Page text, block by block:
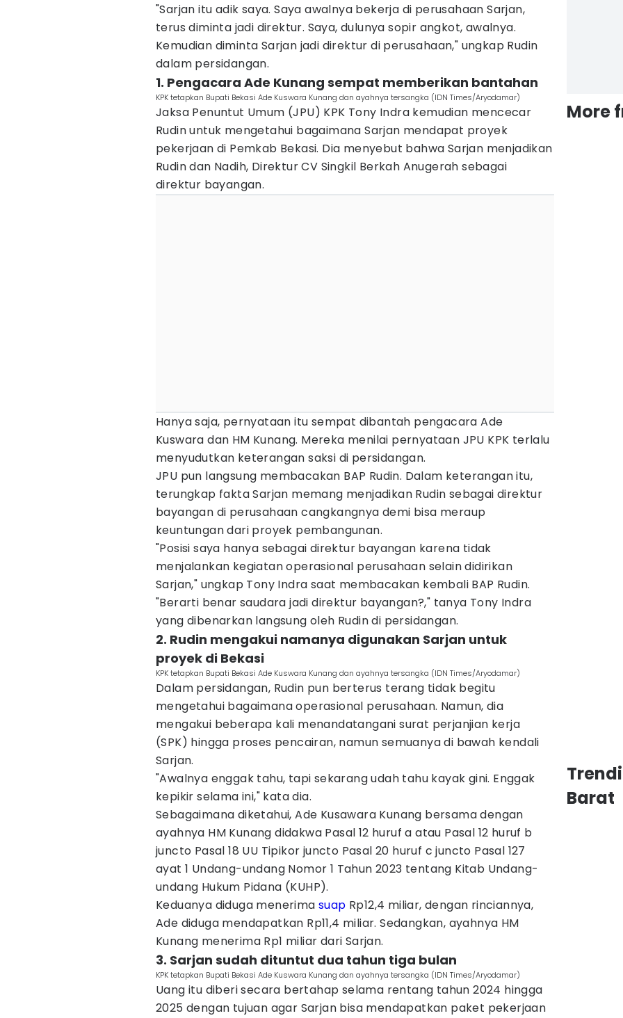
"Sarjan itu adik saya. Saya awalnya bekerja di perusahaan Sarjan,
terus diminta jadi direktur. Saya, dulunya sopir angkot, awalnya.
Kemudian diminta Sarjan jadi direktur di perusahaan," ungkap Rudin
dalam persidangan.
1. Pengacara Ade Kunang sempat memberikan bantahan
KPK tetapkan Bupati Bekasi Ade Kuswara Kunang dan ayahnya tersangka (IDN Times/Aryodamar)
Jaksa Penuntut Umum (JPU) KPK Tony Indra kemudian mencecar
Rudin untuk mengetahui bagaimana Sarjan mendapat proyek
pekerjaan di Pemkab Bekasi. Dia menyebut bahwa Sarjan menjadikan
Rudin dan Nadih, Direktur CV Singkil Berkah Anugerah sebagai
direktur bayangan.
Hanya saja, pernyataan itu sempat dibantah pengacara Ade
Kuswara dan HM Kunang. Mereka menilai pernyataan JPU KPK terlalu
menyudutkan keterangan saksi di persidangan.
JPU pun langsung membacakan BAP Rudin. Dalam keterangan itu,
terungkap fakta Sarjan memang menjadikan Rudin sebagai direktur
bayangan di perusahaan cangkangnya demi bisa meraup
keuntungan dari proyek pembangunan.
"Posisi saya hanya sebagai direktur bayangan karena tidak
menjalankan kegiatan operasional perusahaan selain didirikan
Sarjan," ungkap Tony Indra saat membacakan kembali BAP Rudin.
"Berarti benar saudara jadi direktur bayangan?," tanya Tony Indra
yang dibenarkan langsung oleh Rudin di persidangan.
2. Rudin mengakui namanya digunakan Sarjan untuk
proyek di Bekasi
KPK tetapkan Bupati Bekasi Ade Kuswara Kunang dan ayahnya tersangka (IDN Times/Aryodamar)
Dalam persidangan, Rudin pun berterus terang tidak begitu
mengetahui bagaimana operasional perusahaan. Namun, dia
mengakui beberapa kali menandatangani surat perjanjian kerja
(SPK) hingga proses pencairan, namun semuanya di bawah kendali
Sarjan.
"Awalnya enggak tahu, tapi sekarang udah tahu kayak gini. Enggak
kepikir selama ini," kata dia.
Sebagaimana diketahui, Ade Kusawara Kunang bersama dengan
ayahnya HM Kunang didakwa Pasal 12 huruf a atau Pasal 12 huruf b
juncto Pasal 18 UU Tipikor juncto Pasal 20 huruf c juncto Pasal 127
ayat 1 Undang-undang Nomor 1 Tahun 2023 tentang Kitab Undang-
undang Hukum Pidana (KUHP).
Keduanya diduga menerima suap Rp12,4 miliar, dengan rinciannya,
Ade diduga mendapatkan Rp11,4 miliar. Sedangkan, ayahnya HM
Kunang menerima Rp1 miliar dari Sarjan.
3. Sarjan sudah dituntut dua tahun tiga bulan
KPK tetapkan Bupati Bekasi Ade Kuswara Kunang dan ayahnya tersangka (IDN Times/Aryodamar)
Uang itu diberi secara bertahap selama rentang tahun 2024 hingga
2025 dengan tujuan agar Sarjan bisa mendapatkan paket pekerjaan
More
Barat